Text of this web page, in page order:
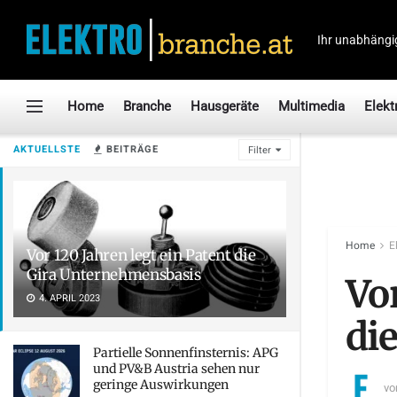
AKTUELLSTE BEITRÄGE Filter
Vor 120 Jahren legt ein Patent die
Gira Unternehmensbasis
4. APRIL 2023
Partielle Sonnenfinsternis: APG
und PV&B Austria sehen nur
geringe Auswirkungen
Ihr
Home Branche Hausgeräte Multimedia
Home